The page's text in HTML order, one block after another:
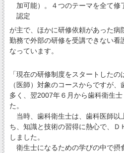
加可能）。４つのテーマを全て修
認定
が主で、ほかに研修依頼があった病
勤務で外部の研修を受講できない看
なっています。
「現在の研修制度をスタートした
（医師）対象のコースからですが
多く、翌2007年６月から歯科衛生
た。
当時、歯科衛生士は、歯科医師以
ち、知識と技術の習得に熱心で、Ｄ
しました。
衛生士になるための学びの中で摂